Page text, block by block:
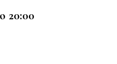
20:00